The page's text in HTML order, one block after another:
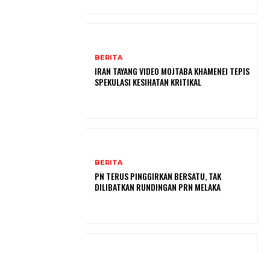
BERITA
IRAN TAYANG VIDEO MOJTABA KHAMENEI TEPIS
SPEKULASI KESIHATAN KRITIKAL
BERITA
PN TERUS PINGGIRKAN BERSATU, TAK
DILIBATKAN RUNDINGAN PRN MELAKA